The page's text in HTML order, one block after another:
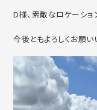
D様、素敵なロケーショ
今後ともよろしくお願い